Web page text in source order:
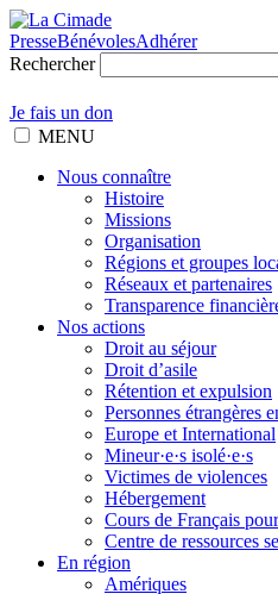
PresseBénévolesAdhérer
Rechercher
Je fais un don
MENU
Nous connaître
Histoire
Missions
Organisation
Régions et groupes
Réseaux et partenaires
Transparence
Nos actions
Droit au séjour
Droit d’asile
Rétention et expulsion
Personnes étrangères
Europe et International
Mineur·e·s isolé·e·s
Victimes de violences
Hébergement
Cours de Français
Centre de ressources
En région
Amériques